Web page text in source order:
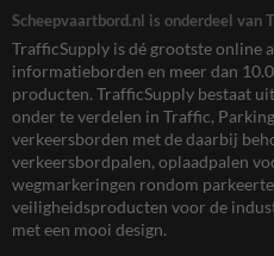
Scheepvaartbord.nl is onderdeel van
TrafficSupply is dé grootste online
informatieborden en meer dan
producten. TrafficSupply bestaat
onder te verdelen in Traffic,
verkeersborden met de daarbij
verkeersbordpalen, oplaadpalen
wegmarkeringen rondom
veiligheidsproducten voor de
met een mooi design.